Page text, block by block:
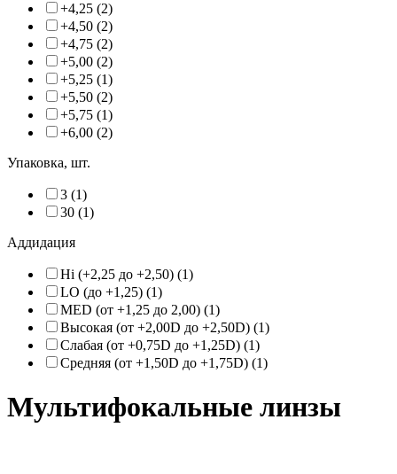
+4,25 (2)
+4,50 (2)
+4,75 (2)
+5,00 (2)
+5,25 (1)
+5,50 (2)
+5,75 (1)
+6,00 (2)
Упаковка, шт.
3 (1)
30 (1)
Аддидация
Hi (+2,25 до +2,50) (1)
LO (до +1,25) (1)
MED (от +1,25 до 2,00) (1)
Высокая (от +2,00D до +2,50D) (1)
Слабая (от +0,75D до +1,25D) (1)
Средняя (от +1,50D до +1,75D) (1)
Мультифокальные линзы